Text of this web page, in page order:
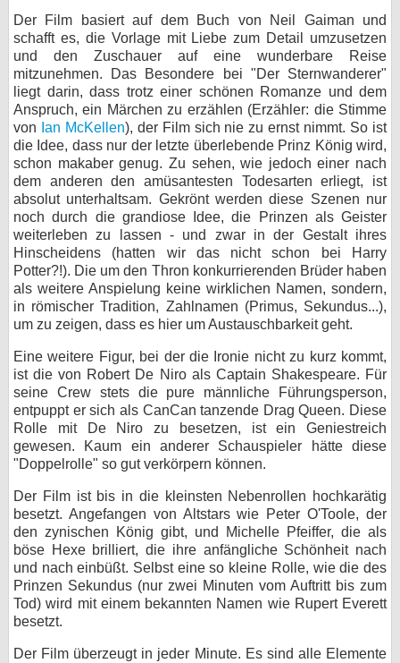
Der Film basiert auf dem Buch von Neil Gaiman und
schafft es, die Vorlage mit Liebe zum Detail umzusetzen
und den Zuschauer auf eine wunderbare Reise
mitzunehmen. Das Besondere bei "Der Sternwanderer"
liegt darin, dass trotz einer schönen Romanze und dem
Anspruch, ein Märchen zu erzählen (Erzähler: die Stimme
von Ian McKellen), der Film sich nie zu ernst nimmt. So ist
die Idee, dass nur der letzte überlebende Prinz König wird,
schon makaber genug. Zu sehen, wie jedoch einer nach
dem anderen den amüsantesten Todesarten erliegt, ist
absolut unterhaltsam. Gekrönt werden diese Szenen nur
noch durch die grandiose Idee, die Prinzen als Geister
weiterleben zu lassen - und zwar in der Gestalt ihres
Hinscheidens (hatten wir das nicht schon bei Harry
Potter?!). Die um den Thron konkurrierenden Brüder haben
als weitere Anspielung keine wirklichen Namen, sondern,
in römischer Tradition, Zahlnamen (Primus, Sekundus...),
um zu zeigen, dass es hier um Austauschbarkeit geht.
Eine weitere Figur, bei der die Ironie nicht zu kurz kommt,
ist die von Robert De Niro als Captain Shakespeare. Für
seine Crew stets die pure männliche Führungsperson,
entpuppt er sich als CanCan tanzende Drag Queen. Diese
Rolle mit De Niro zu besetzen, ist ein Geniestreich
gewesen. Kaum ein anderer Schauspieler hätte diese
"Doppelrolle" so gut verkörpern können.
Der Film ist bis in die kleinsten Nebenrollen hochkarätig
besetzt. Angefangen von Altstars wie Peter O'Toole, der
den zynischen König gibt, und Michelle Pfeiffer, die als
böse Hexe brilliert, die ihre anfängliche Schönheit nach
und nach einbüßt. Selbst eine so kleine Rolle, wie die des
Prinzen Sekundus (nur zwei Minuten vom Auftritt bis zum
Tod) wird mit einem bekannten Namen wie Rupert Everett
besetzt.
Der Film überzeugt in jeder Minute. Es sind alle Elemente